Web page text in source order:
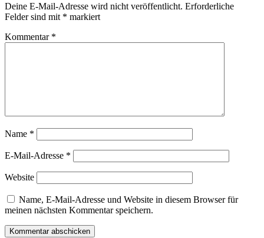
Deine E-Mail-Adresse wird nicht veröffentlicht. Erforderliche
Felder sind mit * markiert
Kommentar *
Name *
E-Mail-Adresse *
Website
Name, E-Mail-Adresse und Website in diesem Browser für
meinen nächsten Kommentar speichern.